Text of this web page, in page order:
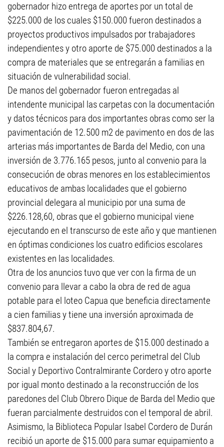
gobernador hizo entrega de aportes por un total de
$225.000 de los cuales $150.000 fueron destinados a
proyectos productivos impulsados por trabajadores
independientes y otro aporte de $75.000 destinados a la
compra de materiales que se entregarán a familias en
situación de vulnerabilidad social.
De manos del gobernador fueron entregadas al
intendente municipal las carpetas con la documentación
y datos técnicos para dos importantes obras como ser la
pavimentación de 12.500 m2 de pavimento en dos de las
arterias más importantes de Barda del Medio, con una
inversión de 3.776.165 pesos, junto al convenio para la
consecución de obras menores en los establecimientos
educativos de ambas localidades que el gobierno
provincial delegara al municipio por una suma de
$226.128,60, obras que el gobierno municipal viene
ejecutando en el transcurso de este año y que mantienen
en óptimas condiciones los cuatro edificios escolares
existentes en las localidades.
Otra de los anuncios tuvo que ver con la firma de un
convenio para llevar a cabo la obra de red de agua
potable para el loteo Capua que beneficia directamente
a cien familias y tiene una inversión aproximada de
$837.804,67.
También se entregaron aportes de $15.000 destinado a
la compra e instalación del cerco perimetral del Club
Social y Deportivo Contralmirante Cordero y otro aporte
por igual monto destinado a la reconstrucción de los
paredones del Club Obrero Dique de Barda del Medio que
fueran parcialmente destruidos con el temporal de abril.
Asimismo, la Biblioteca Popular Isabel Cordero de Durán
recibió un aporte de $15.000 para sumar equipamiento a